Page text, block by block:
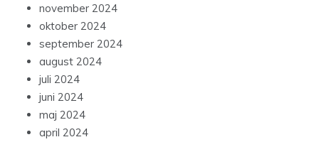
november 2024
oktober 2024
september 2024
august 2024
juli 2024
juni 2024
maj 2024
april 2024